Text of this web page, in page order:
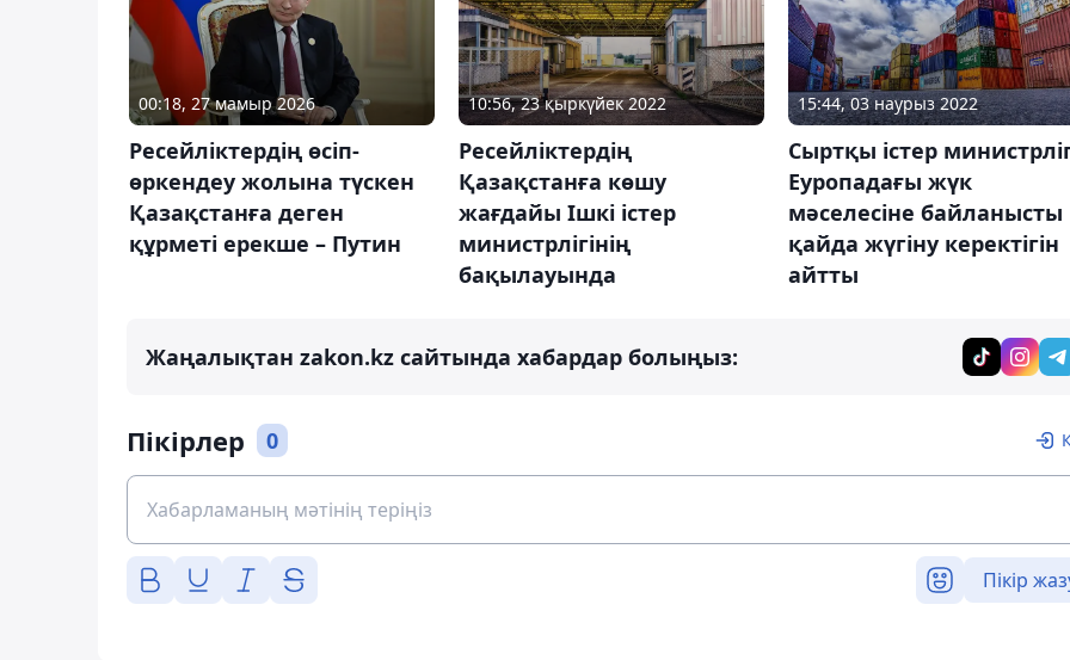
00:18, 27 мамыр 2026
Ресейліктердің өсіп-
өркендеу жолына түскен
Қазақстанға деген
құрметі ерекше – Путин
10:56, 23 қыркүйек 2022
Ресейліктердің
Қазақстанға көшу
жағдайы Ішкі істер
министрлігінің
бақылауында
15:44, 03 наурыз 2022
Сыртқы істер
Еуропадағы жүк
мәселесіне байланысты
қайда жүгіну керектігін
айтты
Жаңалықтан zakon.kz сайтында хабардар болыңыз:
Пікірлер 0
Пікір